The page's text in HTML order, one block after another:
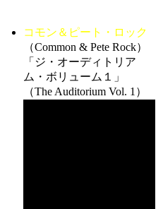
コモン＆ピート・ロック
（Common & Pete Rock）
「ジ・オーディトリア
ム・ボリューム１」
（The Auditorium Vol. 1）